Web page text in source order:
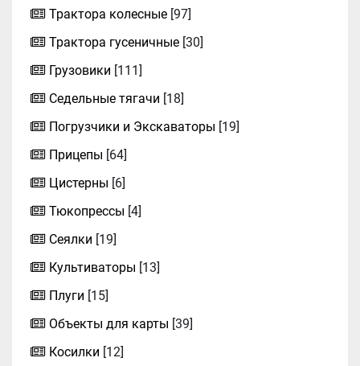
Трактора колесные [97]
Трактора гусеничные [30]
Грузовики [111]
Седельные тягачи [18]
Погрузчики и Экскаваторы [19]
Прицепы [64]
Цистерны [6]
Тюкопрессы [4]
Сеялки [19]
Культиваторы [13]
Плуги [15]
Объекты для карты [39]
Косилки [12]